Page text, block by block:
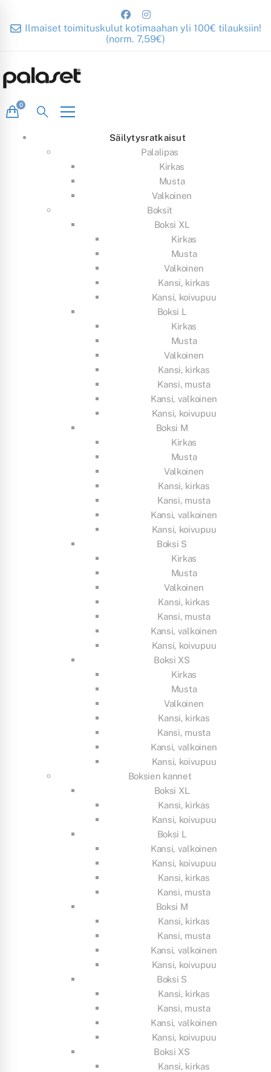
Ilmaiset toimituskulut kotimaahan yli 100€ tilauksiin!
(norm. 7,59€)
Säilytysratkaisut
Palalipas
Kirkas
Musta
Valkoinen
Boksit
Boksi XL
Kirkas
Musta
Valkoinen
Kansi, kirkas
Kansi, koivupuu
Boksi L
Kirkas
Musta
Valkoinen
Kansi, kirkas
Kansi, musta
Kansi, valkoinen
Kansi, koivupuu
Boksi M
Kirkas
Musta
Valkoinen
Kansi, kirkas
Kansi, musta
Kansi, valkoinen
Kansi, koivupuu
Boksi S
Kirkas
Musta
Valkoinen
Kansi, kirkas
Kansi, musta
Kansi, valkoinen
Kansi, koivupuu
Boksi XS
Kirkas
Musta
Valkoinen
Kansi, kirkas
Kansi, musta
Kansi, valkoinen
Kansi, koivupuu
Boksien kannet
Boksi XL
Kansi, kirkas
Kansi, koivupuu
Boksi L
Kansi, valkoinen
Kansi, koivupuu
Kansi, kirkas
Kansi, musta
Boksi M
Kansi, kirkas
Kansi, musta
Kansi, valkoinen
Kansi, koivupuu
Boksi S
Kansi, kirkas
Kansi, musta
Kansi, valkoinen
Kansi, koivupuu
Boksi XS
Kansi, kirkas